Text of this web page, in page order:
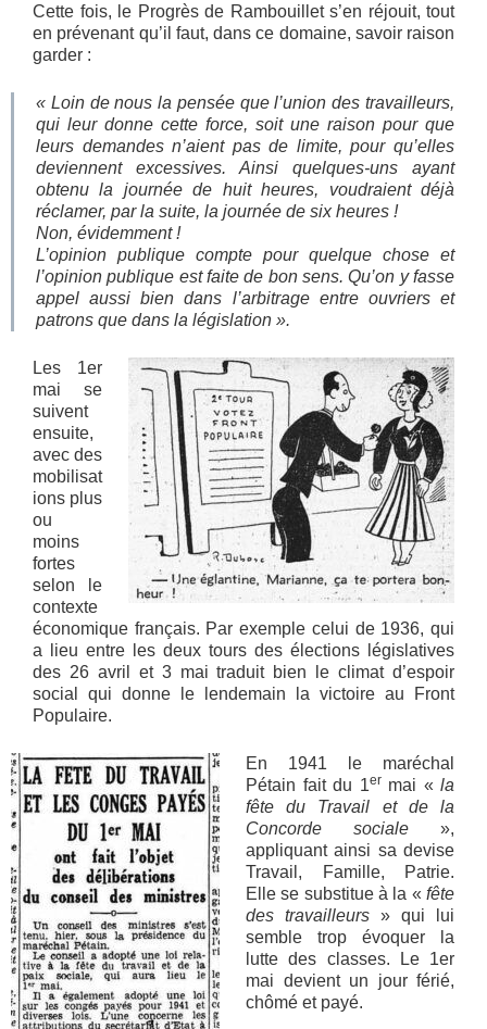
Cette fois, le Progrès de Rambouillet s’en réjouit, tout
en prévenant qu’il faut, dans ce domaine, savoir raison
garder :
« Loin de nous la pensée que l’union des travailleurs,
qui leur donne cette force, soit une raison pour que
leurs demandes n’aient pas de limite, pour qu’elles
deviennent excessives. Ainsi quelques-uns ayant
obtenu la journée de huit heures, voudraient déjà
réclamer, par la suite, la journée de six heures !
Non, évidemment !
L’opinion publique compte pour quelque chose et
l’opinion publique est faite de bon sens. Qu’on y fasse
appel aussi bien dans l’arbitrage entre ouvriers et
patrons que dans la législation ».
Les 1er
mai se
suivent
ensuite,
avec des
mobilisat
ions plus
ou
moins
fortes
selon le
contexte
économique français. Par exemple celui de 1936, qui
a lieu entre les deux tours des élections législatives
des 26 avril et 3 mai traduit bien le climat d’espoir
social qui donne le lendemain la victoire au Front
Populaire.
En 1941 le maréchal
Pétain fait du 1er mai « la
fête du Travail et de la
Concorde sociale »,
appliquant ainsi sa devise
Travail, Famille, Patrie.
Elle se substitue à la « fête
des travailleurs » qui lui
semble trop évoquer la
lutte des classes. Le 1er
mai devient un jour férié,
chômé et payé.